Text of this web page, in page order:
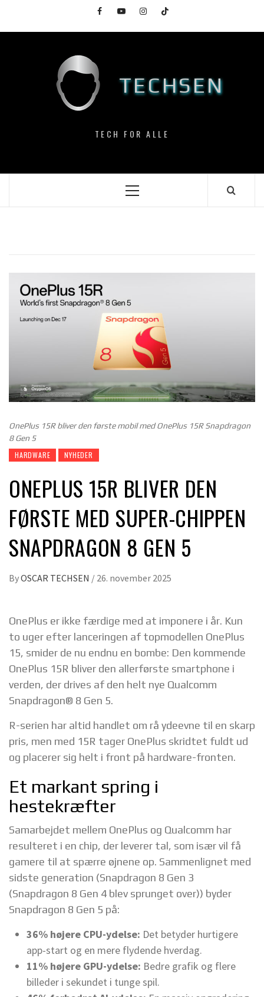
content
FacebookYouTubeInstagramTikTok
TECHSEN
TECH FOR ALLE
Primary
OnePlus 15R bliver den første mobil med OnePlus 15R Snapdragon
8 Gen 5
HARDWARE NYHEDER
ONEPLUS 15R BLIVER DEN
FØRSTE MED SUPER-CHIPPEN
SNAPDRAGON 8 GEN 5
ByOSCAR TECHSEN / 26. november 2025
OnePlus er ikke færdige med at imponere i år. Kun
to uger efter lanceringen af topmodellen OnePlus
15, smider de nu endnu en bombe: Den kommende
OnePlus 15R bliver den allerførste smartphone i
verden, der drives af den helt nye Qualcomm
Snapdragon® 8 Gen 5.
R-serien har altid handlet om rå ydeevne til en skarp
pris, men med 15R tager OnePlus skridtet fuldt ud
og placerer sig helt i front på hardware-fronten.
Et markant spring i
hestekræfter
Samarbejdet mellem OnePlus og Qualcomm har
resulteret i en chip, der leverer tal, som især vil få
gamere til at spærre øjnene op. Sammenlignet med
sidste generation (Snapdragon 8 Gen 3
(Snapdragon 8 Gen 4 blev sprunget over)) byder
Snapdragon 8 Gen 5 på:
36% højere CPU-ydelse: Det betyder hurtigere
app-start og en mere flydende hverdag.
11% højere GPU-ydelse: Bedre grafik og flere
billeder i sekundet i tunge spil.